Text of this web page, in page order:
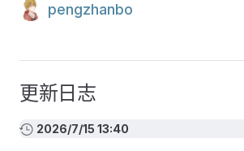
pengzhanbo
更新日志
2026/7/15 13:40